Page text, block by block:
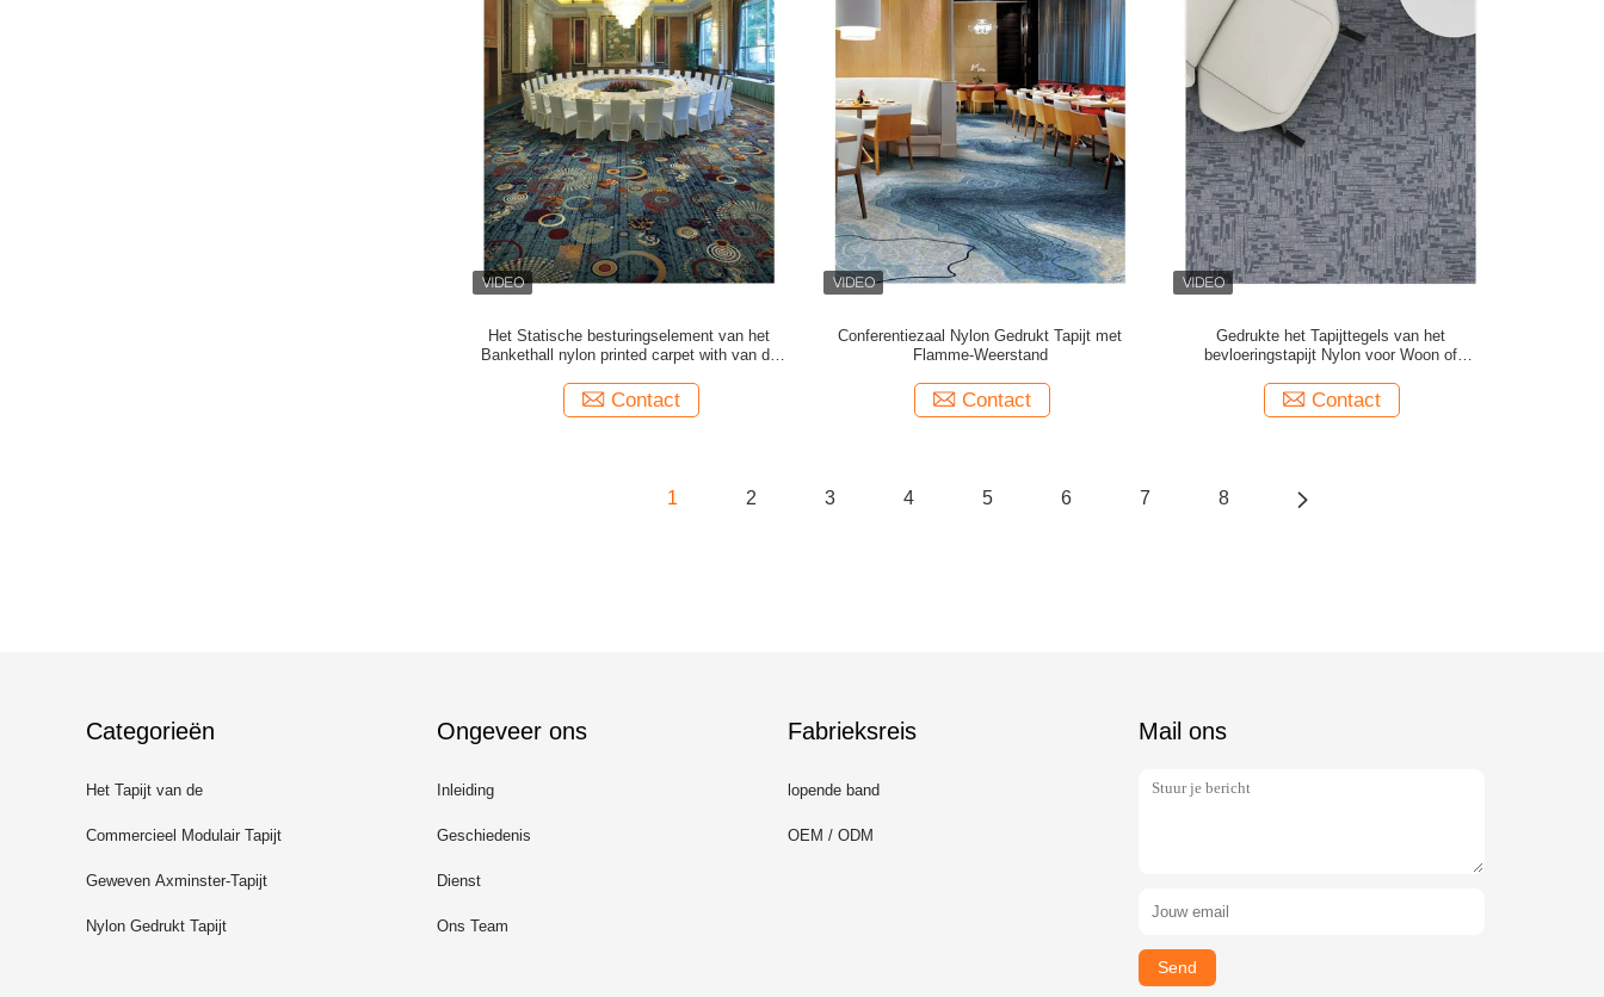
Het Statische besturingselement van het
Bankethall nylon printed carpet with van de
Contact
Conferentiezaal Nylon Gedrukt Tapijt met
Flamme-Weerstand
Contact
Gedrukte het Tapijttegels van het
bevloeringstapijt Nylon voor Woon of
Contact
1 2 3 4 5 6 7 8
Categorieën
Het Tapijt van de
luxegastvrijheid
Commercieel Modulair Tapijt
Geweven Axminster-Tapijt
Nylon Gedrukt Tapijt
Ongeveer ons
Inleiding
Geschiedenis
Dienst
Ons Team
Fabrieksreis
lopende band
OEM / ODM
Mail ons
Send